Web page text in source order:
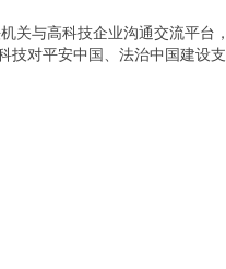
关与高科技企业沟通交流平台
技对平安中国、法治中国建设